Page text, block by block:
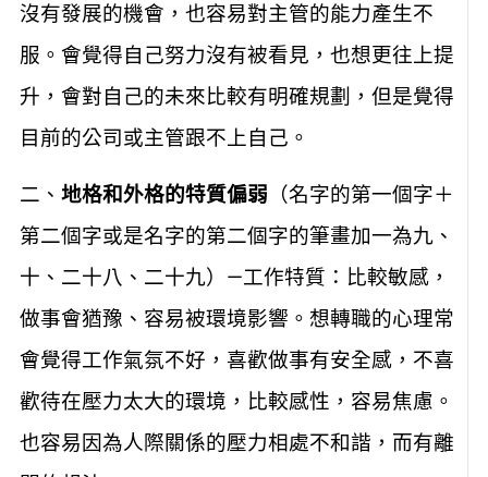
沒有發展的機會，也容易對主管的能力產生不
服。會覺得自己努力沒有被看見，也想更往上提
升，會對自己的未來比較有明確規劃，但是覺得
目前的公司或主管跟不上自己。
二、 地格和外格的特質偏弱 （名字的第一個字＋
第二個字或是名字的第二個字的筆畫加一為九、
十、二十八、二十九）—工作特質：比較敏感，
做事會猶豫、容易被環境影響。想轉職的心理常
會覺得工作氣氛不好，喜歡做事有安全感，不喜
歡待在壓力太大的環境，比較感性，容易焦慮。
也容易因為人際關係的壓力相處不和諧，而有離